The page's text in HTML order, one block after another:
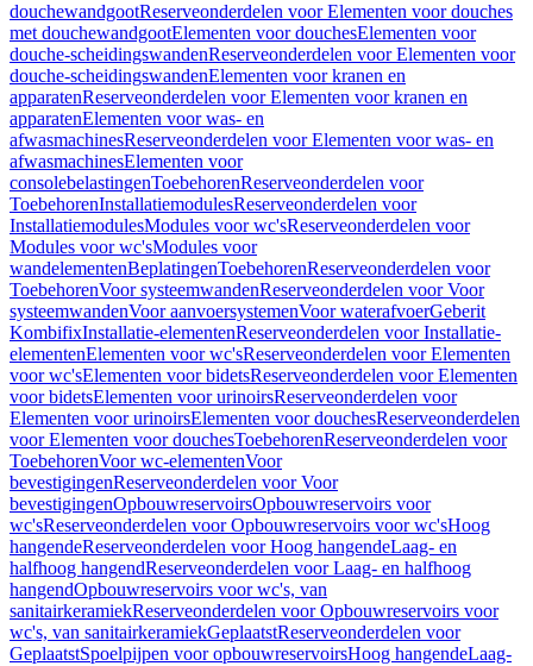
douchewandgootReserveonderdelen voor Elementen voor douches
met douchewandgootElementen voor douchesElementen voor
douche-scheidingswandenReserveonderdelen voor Elementen voor
douche-scheidingswandenElementen voor kranen en
apparatenReserveonderdelen voor Elementen voor kranen en
apparatenElementen voor was- en
afwasmachinesReserveonderdelen voor Elementen voor was- en
afwasmachinesElementen voor
consolebelastingenToebehorenReserveonderdelen voor
ToebehorenInstallatiemodulesReserveonderdelen voor
InstallatiemodulesModules voor wc'sReserveonderdelen voor
Modules voor wc'sModules voor
wandelementenBeplatingenToebehorenReserveonderdelen voor
ToebehorenVoor systeemwandenReserveonderdelen voor Voor
systeemwandenVoor aanvoersystemenVoor waterafvoerGeberit
KombifixInstallatie-elementenReserveonderdelen voor Installatie-
elementenElementen voor wc'sReserveonderdelen voor Elementen
voor wc'sElementen voor bidetsReserveonderdelen voor Elementen
voor bidetsElementen voor urinoirsReserveonderdelen voor
Elementen voor urinoirsElementen voor douchesReserveonderdelen
voor Elementen voor douchesToebehorenReserveonderdelen voor
ToebehorenVoor wc-elementenVoor
bevestigingenReserveonderdelen voor Voor
bevestigingenOpbouwreservoirsOpbouwreservoirs voor
wc'sReserveonderdelen voor Opbouwreservoirs voor wc'sHoog
hangendeReserveonderdelen voor Hoog hangendeLaag- en
halfhoog hangendReserveonderdelen voor Laag- en halfhoog
hangendOpbouwreservoirs voor wc's, van
sanitairkeramiekReserveonderdelen voor Opbouwreservoirs voor
wc's, van sanitairkeramiekGeplaatstReserveonderdelen voor
GeplaatstSpoelpijpen voor opbouwreservoirsHoog hangendeLaag-